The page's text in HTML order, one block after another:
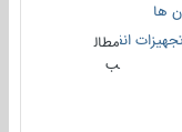
انفرادی
مطال
ب